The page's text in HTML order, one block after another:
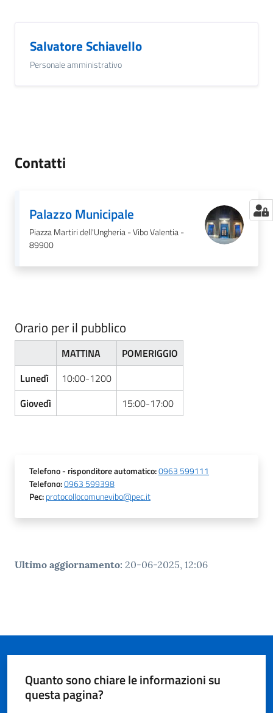
Salvatore Schiavello
Personale amministrativo
Contatti
Palazzo Municipale
Piazza Martiri dell'Ungheria - Vibo Valentia -
89900
Orario per il pubblico
MATTINA
POMERIGGIO
Lunedì
10:00-1200
Giovedì
15:00-17:00
Telefono- risponditore automatico:0963 599111
Telefono:0963 599398
Pec:protocollocomunevibo@pec.it
Ultimo aggiornamento: 20-06-2025, 12:06
Quanto sono chiare le informazioni su
questa pagina?